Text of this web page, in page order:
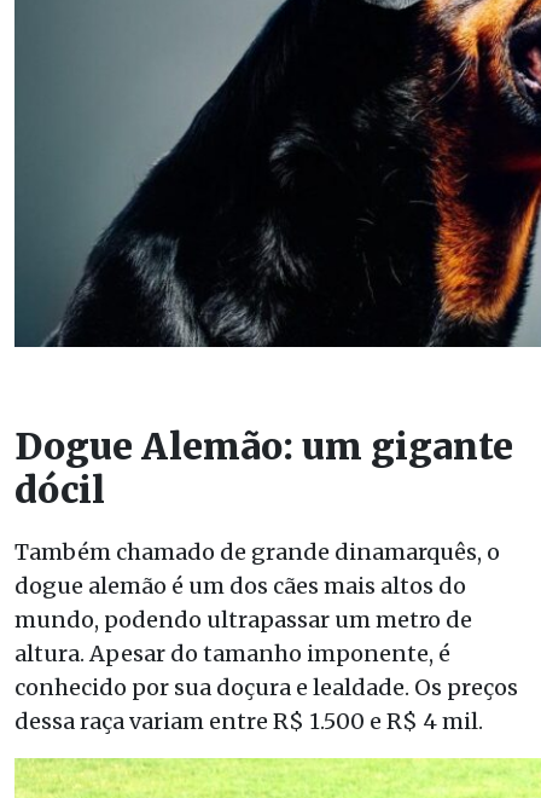
Dogue Alemão: um gigante
dócil
Também chamado de grande dinamarquês, o
dogue alemão é um dos cães mais altos do
mundo, podendo ultrapassar um metro de
altura. Apesar do tamanho imponente, é
conhecido por sua doçura e lealdade. Os preços
dessa raça variam entre R$ 1.500 e R$ 4 mil.